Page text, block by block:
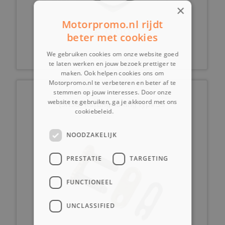
€ 9,99
(5H5d) Kettingsluiting type 35
×
Motorpromo.nl rijdt
beter met cookies
We gebruiken cookies om onze website goed
te laten werken en jouw bezoek prettiger te
maken. Ook helpen cookies ons om
Motorpromo.nl te verbeteren en beter af te
stemmen op jouw interesses. Door onze
website te gebruiken, ga je akkoord met ons
cookiebeleid.
NOODZAKELIJK
PRESTATIE TARGETING
FUNCTIONEEL
UNCLASSIFIED